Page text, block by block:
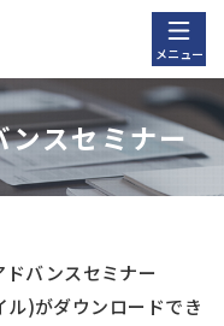
メニュー
スセミナー
バンスセミナー
)がダウンロードでき